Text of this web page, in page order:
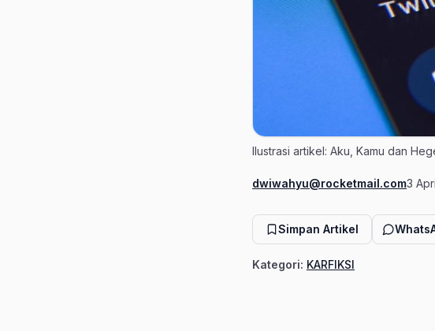
Ilustrasi artikel: Aku, Kamu dan
Penulis
dwiwahyu@rocketmail.com3
Simpan Artikel
Kategori: KARFIKSI